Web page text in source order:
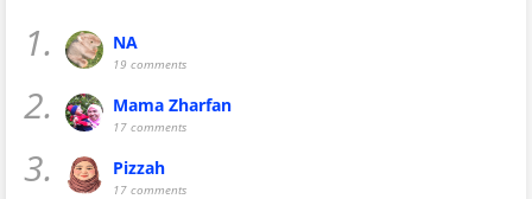
1. NA
19 comments
2. Mama Zharfan
17 comments
3. Pizzah
17 comments